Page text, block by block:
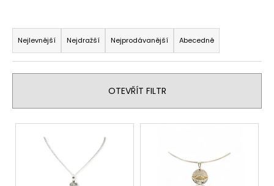
Ř
a
z
e
í
p
Nejlevnější Nejdražší Nejprodávanější Abecedně
OTEVŘÍT FILTR
V